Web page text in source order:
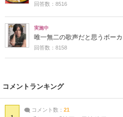
回答数：8516
実施中
唯一無二の歌声だと思うボー
回答数：8158
コメントランキング
コメント数： 21